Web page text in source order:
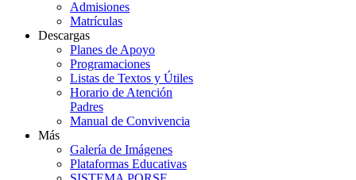
Admisiones
Matrículas
Descargas
Planes de Apoyo
Programaciones
Listas de Textos y Útiles
Horario de Atención
Padres
Manual de Convivencia
Más
Galería de Imágenes
Plataformas Educativas